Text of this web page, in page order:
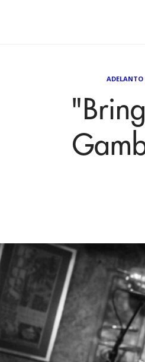
ADELANTO